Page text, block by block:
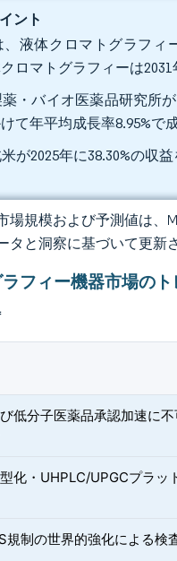
ント
液体クロマトグラフィ
ロマトグラフィーは
・バイオ医薬品研究所
て年平均成長率8.95%で
が2025年に38.30%の収
場規模および予測値は、
タと洞察に基づいて更新
フィー機器市場の
低分子医薬品承認加速に
化・UHPLC/UPGCプラッ
規制の世界的強化による検